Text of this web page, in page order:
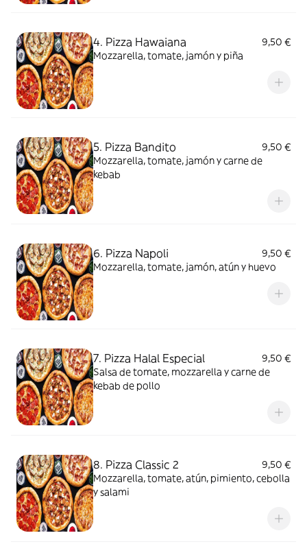
4. Pizza Hawaiana
9,50 €
Mozzarella, tomate, jamón y piña
5. Pizza Bandito
9,50 €
Mozzarella, tomate, jamón y carne de
kebab
6. Pizza Napoli
9,50 €
Mozzarella, tomate, jamón, atún y huevo
7. Pizza Halal Especial
9,50 €
Salsa de tomate, mozzarella y carne de
kebab de pollo
8. Pizza Classic 2
9,50 €
Mozzarella, tomate, atún, pimiento, cebolla
y salami